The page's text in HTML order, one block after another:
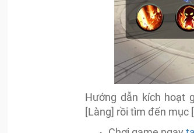
Hướng dẫn kích hoạt
[Làng] rồi tìm đến mục